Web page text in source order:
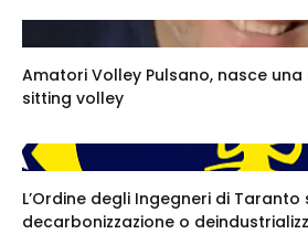
Amatori Volley Pulsano, nasce
sitting volley
L’Ordine degli Ingegneri di Taranto
decarbonizzazione o